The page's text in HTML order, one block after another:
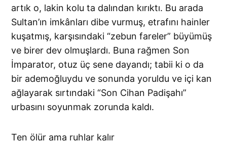
artık o, lakin kolu ta dalından kırıktı. Bu arada
Sultan’ın imkânları dibe vurmuş, etrafını hainler
kuşatmış, karşısındaki “zebun fareler” büyümüş
ve birer dev olmuşlardı. Buna rağmen Son
İmparator, otuz üç sene dayandı; tabii ki o da
bir ademoğluydu ve sonunda yoruldu ve içi kan
ağlayarak sırtındaki “Son Cihan Padişahı”
urbasını soyunmak zorunda kaldı.
Ten ölür ama ruhlar kalır